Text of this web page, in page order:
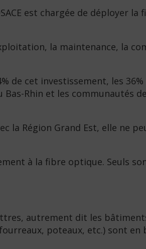
est chargée de déployer
la maintenance, la
de cet investissement, les
Rhin et les communautés
la Région Grand Est, elle ne
à la fibre optique. Seuls
autrement dit les
poteaux, etc.) sont en